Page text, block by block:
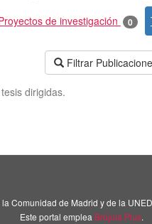
de investigación 0
Filtrar
dirigidas.
Comunidad de Madrid y de la
Este portal emplea Brújula Plus.